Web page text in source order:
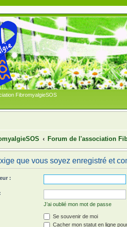
FibromyalgieSOS
Forum de l'association
que vous soyez enregistré et
:
J’ai oublié mon mot de passe
Se souvenir de moi
Cacher mon statut en ligne